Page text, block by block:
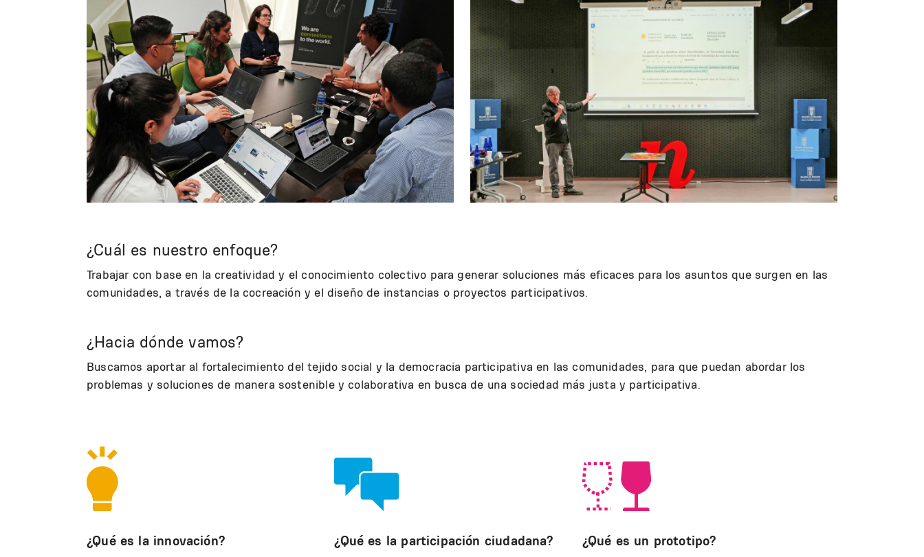
¿Cuál es nuestro enfoque?
Trabajar con base en la creatividad y el conocimiento colectivo para generar soluciones más eficaces para los asuntos que surgen en las
comunidades, a través de la cocreación y el diseño de instancias o proyectos participativos.
¿Hacia dónde vamos?
Buscamos aportar al fortalecimiento del tejido social y la democracia participativa en las comunidades, para que puedan abordar los
problemas y soluciones de manera sostenible y colaborativa en busca de una sociedad más justa y participativa.
¿Qué es la innovación? ¿Qué es la participación ciudadana? ¿Qué es un prototipo?